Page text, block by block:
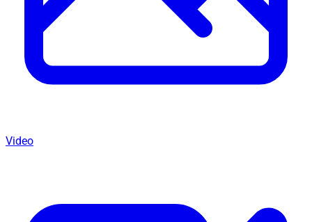
Video